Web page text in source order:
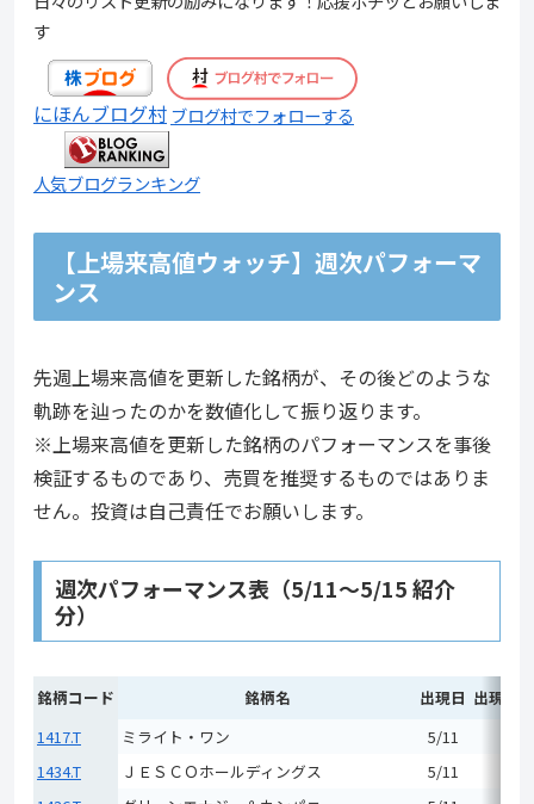
す
にほんブログ村ブログ村でフォローする
人気ブログランキング
【上場来高値ウォッチ】週次パフォーマ
ンス
先週上場来高値を更新した銘柄が、その後どのような
軌跡を辿ったのかを数値化して振り返ります。
※上場来高値を更新した銘柄のパフォーマンスを事後
検証するものであり、売買を推奨するものではありま
せん。投資は自己責任でお願いします。
週次パフォーマンス表（5/11〜5/15 紹介
分）
銘柄コード 銘柄名 出現日 出現翌
1417.T
ミライト・ワン 5/11
1434.T
ＪＥＳＣＯホールディングス 5/11